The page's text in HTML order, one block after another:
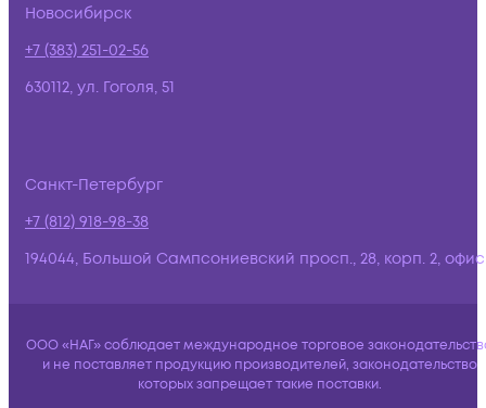
Новосибирск
+7 (383) 251-02-56
630112, ул. Гоголя, 51
Санкт-Петербург
+7 (812) 918-98-38
194044, Большой Сампсониевский просп., 28, корп. 2,
ООО «НАГ» соблюдает международное торговое
и не поставляет продукцию производителей, законодательство
которых запрещает такие поставки.